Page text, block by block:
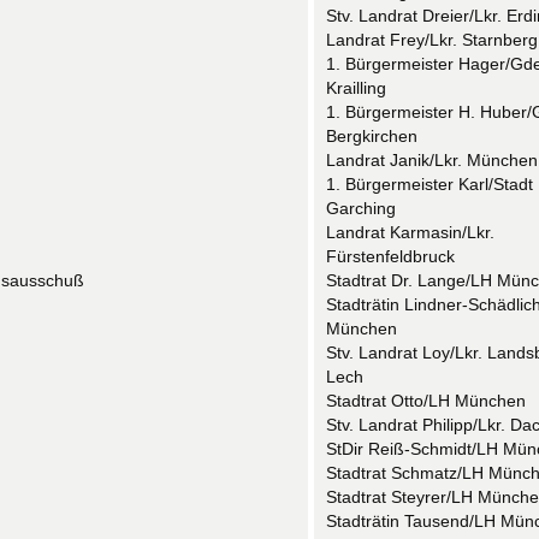
Stv. Landrat Dreier/Lkr.
Landrat Frey/Lkr. Starnberg
1. Bürgermeister Hager/
Krailling
1. Bürgermeister H. Huber/
Bergkirchen
Landrat Janik/Lkr. München
1. Bürgermeister Karl/Stadt
Garching
Landrat Karmasin/Lkr.
Fürstenfeldbruck
Stadtrat Dr. Lange/LH
Stadträtin Lindner-
München
Stv. Landrat Loy/Lkr.
Lech
Stadtrat Otto/LH München
Stv. Landrat Philipp/Lkr.
StDir Reiß-Schmidt/LH
Stadtrat Schmatz/LH
Stadtrat Steyrer/LH
Stadträtin Tausend/LH